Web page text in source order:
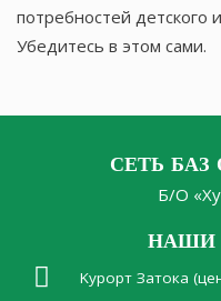
потребностей детского
Убедитесь в этом сами.
СЕТЬ БАЗ
Б/О
НАШИ
Kурорт Затока